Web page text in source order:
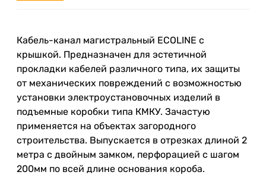
Кабель-канал магистральный ECOLINE с
крышкой. Предназначен для эстетичной
прокладки кабелей различного типа, их защиты
от механических повреждений с возможностью
установки электроустановочных изделий в
подъемные коробки типа КМКУ. Зачастую
применяется на объектах загородного
строительства. Выпускается в отрезках длиной 2
метра с двойным замком, перфорацией с шагом
200мм по всей длине основания короба.